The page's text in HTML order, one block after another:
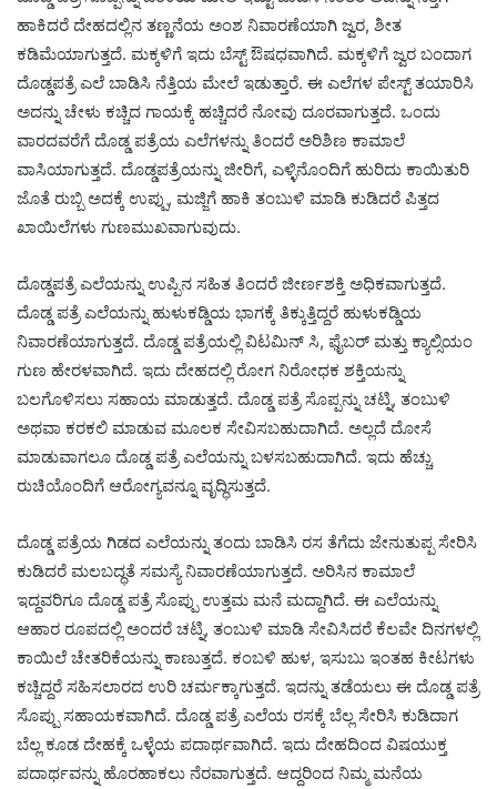
ಹಾಕಿದರೆ ದೇಹದಲ್ಲಿನ ತಣ್ಣನೆಯ ಅಂಶ ನಿವಾರಣೆಯಾಗಿ ಜ್ವರ, ಶೀತ
ಕಡಿಮೆಯಾಗುತ್ತದೆ. ಮಕ್ಕಳಿಗೆ ಇದು ಬೆಸ್ಟ್‌ ಔಷಧವಾಗಿದೆ. ಮಕ್ಕಳಿಗೆ ಜ್ವರ ಬಂದಾಗ
ದೊಡ್ಡಪತ್ರೆ ಎಲೆ ಬಾಡಿಸಿ ನೆತ್ತಿಯ ಮೇಲೆ ಇಡುತ್ತಾರೆ. ಈ ಎಲೆಗಳ ಪೇಸ್ಟ್ ತಯಾರಿಸಿ
ಅದನ್ನು ಚೇಳು ಕಚ್ಚಿದ ಗಾಯಕ್ಕೆ ಹಚ್ಚಿದರೆ ನೋವು ದೂರವಾಗುತ್ತದೆ. ಒಂದು
ವಾರದವರೆಗೆ ದೊಡ್ಡ ಪತ್ರೆಯ ಎಲೆಗಳನ್ನು ತಿಂದರೆ ಅರಿಶಿಣ ಕಾಮಾಲೆ
ವಾಸಿಯಾಗುತ್ತದೆ. ದೊಡ್ಡಪತ್ರೆಯನ್ನು ಜೀರಿಗೆ, ಎಳ್ಳಿನೊಂದಿಗೆ ಹುರಿದು ಕಾಯಿತುರಿ
ಜೊತೆ ರುಬ್ಬಿ ಅದಕ್ಕೆ ಉಪ್ಪು, ಮಜ್ಜಿಗೆ ಹಾಕಿ ತಂಬುಳಿ ಮಾಡಿ ಕುಡಿದರೆ ಪಿತ್ತದ
ಖಾಯಿಲೆಗಳು ಗುಣಮುಖವಾಗುವುದು.
ದೊಡ್ಡಪತ್ರೆ ಎಲೆಯನ್ನು ಉಪ್ಪಿನ ಸಹಿತ ತಿಂದರೆ ಜೀರ್ಣಶಕ್ತಿ ಅಧಿಕವಾಗುತ್ತದೆ.
ದೊಡ್ಡ ಪತ್ರೆ ಎಲೆಯನ್ನು ಹುಳುಕಡ್ಡಿಯ ಭಾಗಕ್ಕೆ ತಿಕ್ಕುತ್ತಿದ್ದರೆ ಹುಳುಕಡ್ಡಿಯ
ನಿವಾರಣೆಯಾಗುತ್ತದೆ. ದೊಡ್ಡ ಪತ್ರೆಯಲ್ಲಿ ವಿಟಮಿನ್‌ ಸಿ, ಫೈಬರ್‌ ಮತ್ತು ಕ್ಯಾಲ್ಸಿಯಂ
ಗುಣ ಹೇರಳವಾಗಿದೆ. ಇದು ದೇಹದಲ್ಲಿ ರೋಗ ನಿರೋಧಕ ಶಕ್ತಿಯನ್ನು
ಬಲಗೊಳಿಸಲು ಸಹಾಯ ಮಾಡುತ್ತದೆ. ದೊಡ್ಡ ಪತ್ರೆ ಸೊಪ್ಪನ್ನು ಚಟ್ನಿ, ತಂಬುಳಿ
ಅಥವಾ ಕರಕಲಿ ಮಾಡುವ ಮೂಲಕ ಸೇವಿಸಬಹುದಾಗಿದೆ. ಅಲ್ಲದೆ ದೋಸೆ
ಮಾಡುವಾಗಲೂ ದೊಡ್ಡ ಪತ್ರೆ ಎಲೆಯನ್ನು ಬಳಸಬಹುದಾಗಿದೆ. ಇದು ಹೆಚ್ಚು
ರುಚಿಯೊಂದಿಗೆ ಆರೋಗ್ಯವನ್ನೂ ವೃದ್ಧಿಸುತ್ತದೆ.
ದೊಡ್ಡ ಪತ್ರೆಯ ಗಿಡದ ಎಲೆಯನ್ನು ತಂದು ಬಾಡಿಸಿ ರಸ ತೆಗೆದು ಜೇನುತುಪ್ಪ ಸೇರಿಸಿ
ಕುಡಿದರೆ ಮಲಬದ್ಧತೆ ಸಮಸ್ಯೆ ನಿವಾರಣೆಯಾಗುತ್ತದೆ. ಅರಿಸಿನ ಕಾಮಾಲೆ
ಇದ್ದವರಿಗೂ ದೊಡ್ಡ ಪತ್ರೆ ಸೊಪ್ಪು ಉತ್ತಮ ಮನೆ ಮದ್ದಾಗಿದೆ. ಈ ಎಲೆಯನ್ನು
ಆಹಾರ ರೂಪದಲ್ಲಿ ಅಂದರೆ ಚಟ್ನಿ, ತಂಬುಳಿ ಮಾಡಿ ಸೇವಿಸಿದರೆ ಕೆಲವೇ ದಿನಗಳಲ್ಲಿ
ಕಾಯಿಲೆ ಚೇತರಿಕೆಯನ್ನು ಕಾಣುತ್ತದೆ. ಕಂಬಳಿ ಹುಳ, ಇಸುಬು ಇಂತಹ ಕೀಟಗಳು
ಕಚ್ಚಿದ್ದರೆ ಸಹಿಸಲಾರದ ಉರಿ ಚರ್ಮಕ್ಕಾಗುತ್ತದೆ. ಇದನ್ನು ತಡೆಯಲು ಈ ದೊಡ್ಡ ಪತ್ರೆ
ಸೊಪ್ಪು ಸಹಾಯಕವಾಗಿದೆ. ದೊಡ್ಡ ಪತ್ರೆ ಎಲೆಯ ರಸಕ್ಕೆ ಬೆಲ್ಲ ಸೇರಿಸಿ ಕುಡಿದಾಗ
ಬೆಲ್ಲ ಕೂಡ ದೇಹಕ್ಕೆ ಒಳ್ಳೆಯ ಪದಾರ್ಥವಾಗಿದೆ. ಇದು ದೇಹದಿಂದ ವಿಷಯುಕ್ತ
ಪದಾರ್ಥವನ್ನು ಹೊರಹಾಕಲು ನೆರವಾಗುತ್ತದೆ. ಆದ್ದರಿಂದ ನಿಮ್ಮ ಮನೆಯ